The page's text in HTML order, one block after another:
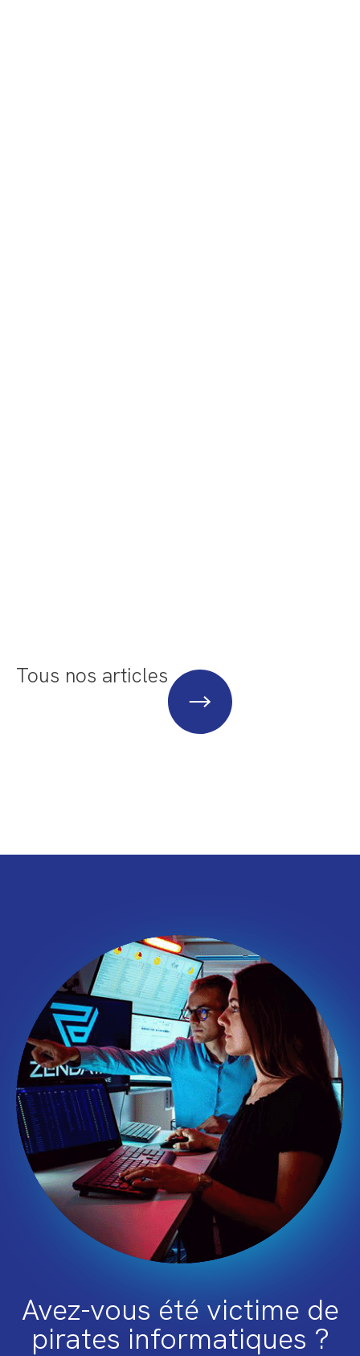
Tous nos articles
Avez-vous été victime de
pirates informatiques ?